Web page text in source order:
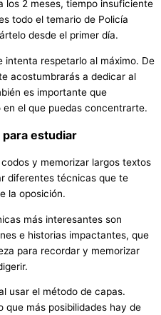
los 2 meses, tiempo insuficiente
todo el temario de Policía
desde el primer día.
intenta respetarlo al máximo. De
acostumbrarás a dedicar al
es importante que
el que puedas concentrarte.
estudiar
y memorizar largos textos
diferentes técnicas que te
la oposición.
más interesantes son
e historias impactantes, que
para recordar y memorizar
usar el método de capas.
que más posibilidades hay de